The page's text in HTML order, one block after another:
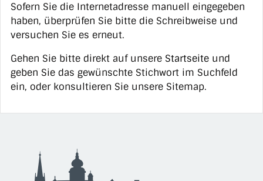
Sofern Sie die Internetadresse manuell eingegeben
haben, überprüfen Sie bitte die Schreibweise und
versuchen Sie es erneut.
Gehen Sie bitte direkt auf unsere Startseite und
geben Sie das gewünschte Stichwort im Suchfeld
ein, oder konsultieren Sie unsere Sitemap.